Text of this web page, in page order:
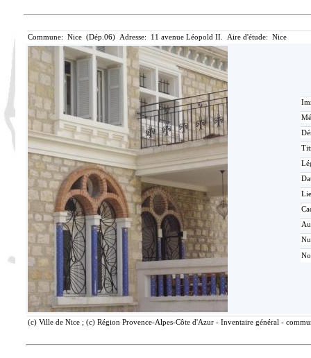
Commune: Nice (Dép.06) Adresse: 11 avenue Léopold II. Aire d'étude: Nice
(c) Ville de Nice ; (c) Région Provence-Alpes-Côte d'Azur - Inventaire général -